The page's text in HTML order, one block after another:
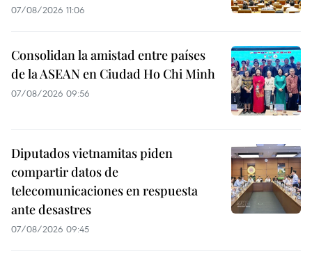
07/08/2026 11:06
Consolidan la amistad entre países
de la ASEAN en Ciudad Ho Chi Minh
07/08/2026 09:56
Diputados vietnamitas piden
compartir datos de
telecomunicaciones en respuesta
ante desastres
07/08/2026 09:45